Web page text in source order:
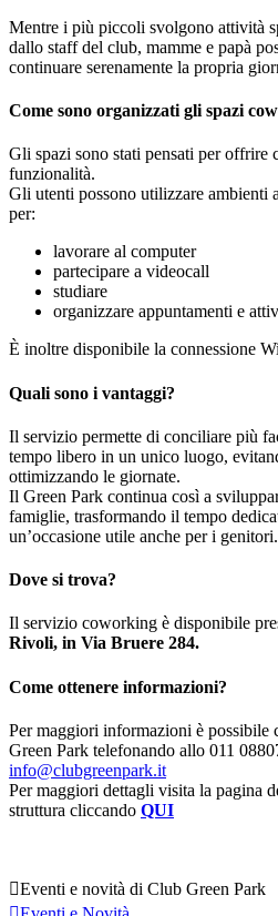
Mentre i più piccoli svolgono attività
dallo staff del club, mamme e papà
continuare serenamente la propria
Come sono organizzati gli spazi
Gli spazi sono stati pensati per offrire
funzionalità.
Gli utenti possono utilizzare ambienti
per:
lavorare al computer
partecipare a videocall
studiare
organizzare appuntamenti e
È inoltre disponibile la connessione
Quali sono i vantaggi?
Il servizio permette di conciliare più
tempo libero in un unico luogo,
ottimizzando le giornate.
Il Green Park continua così a
famiglie, trasformando il tempo
un’occasione utile anche per i genitori.
Dove si trova?
Il servizio coworking è disponibile
Rivoli, in Via Bruere 284.
Come ottenere informazioni?
Per maggiori informazioni è possibile
Green Park telefonando allo 011
info@clubgreenpark.it
Per maggiori dettagli visita la pagina
struttura cliccando QUI
Eventi e novità di Club Green Park